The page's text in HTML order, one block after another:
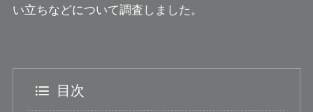
い立ちなどについて調査しました。
目次